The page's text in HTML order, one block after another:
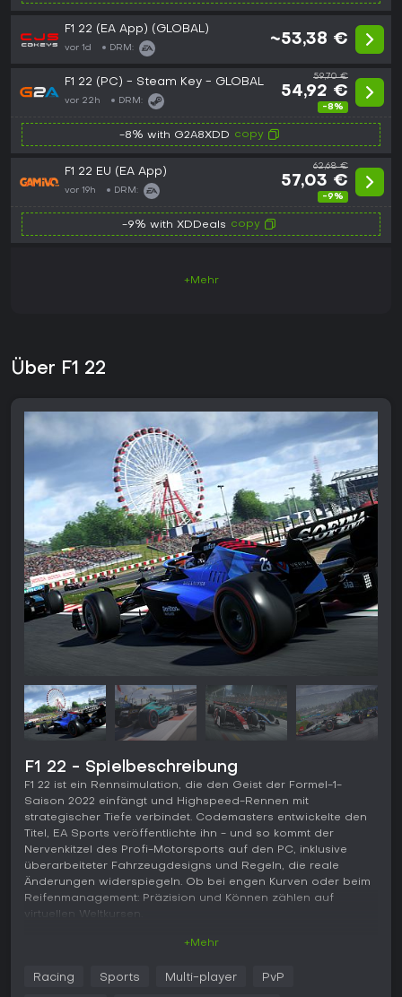
F1 22 (EA App) (GLOBAL)
vor 1d DRM:
~53,38 €
F1 22 (PC) - Steam Key - GLOBAL
vor 22h DRM:
59,70 €
54,92 €
-8%
-8% with G2A8XDD copy
F1 22 EU (EA App)
vor 19h DRM:
62,68 €
57,03 €
-9%
-9% with XDDeals copy
+Mehr
Über F1 22
F1 22 - Spielbeschreibung
F1 22 ist ein Rennsimulation, die den Geist der Formel-1-
Saison 2022 einfängt und Highspeed-Rennen mit
strategischer Tiefe verbindet. Codemasters entwickelte den
Titel, EA Sports veröffentlichte ihn - und so kommt der
Nervenkitzel des Profi-Motorsports auf den PC, inklusive
überarbeiteter Fahrzeugdesigns und Regeln, die reale
Änderungen widerspiegeln. Ob bei engen Kurven oder beim
Reifenmanagement: Präzision und Können zählen auf
virtuellen Weltkursen.
detailgetreue Strecken zu lenken, wobei Handling und
+Mehr
Racing Sports Multi-player PvP